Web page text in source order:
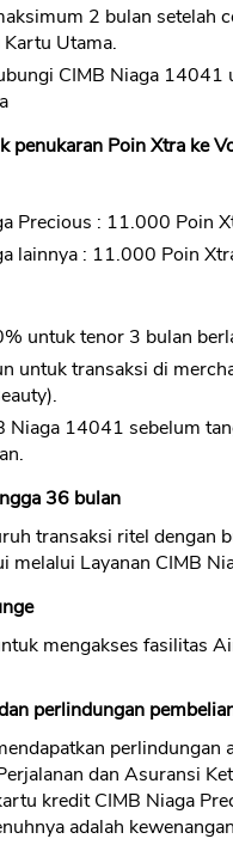
2 bulan setelah
Utama.
CIMB Niaga
penukaran Poin Xtra ke
Precious : 11.000 Poin
lainnya : 11.000 Poin
untuk tenor 3 bulan
untuk transaksi di
Niaga 14041 sebelum
36 bulan
transaksi ritel dengan
melalui Layanan CIMB
mengakses fasilitas
perlindungan
dan Asuransi
kredit CIMB Niaga
adalah